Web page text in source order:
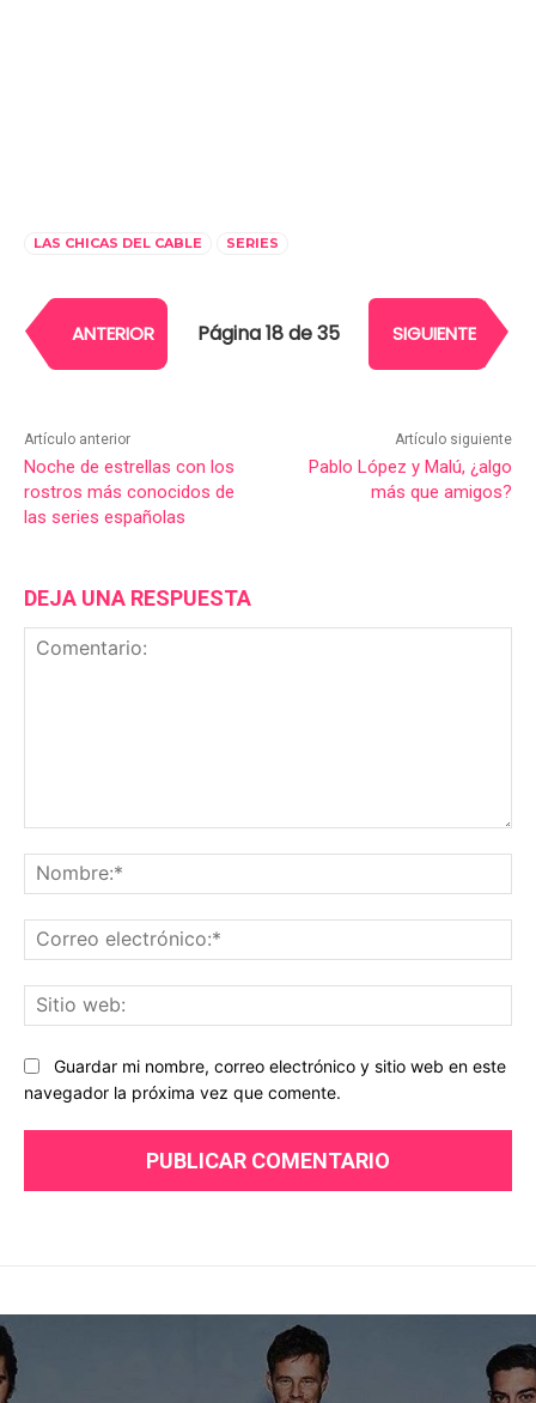
LAS CHICAS DEL CABLE SERIES
ANTERIOR Página 18 de 35 SIGUIENTE
Artículo anterior
Noche de estrellas con los
rostros más conocidos de
las series españolas
Artículo siguiente
Pablo López y Malú, ¿algo
más que amigos?
DEJA UNA RESPUESTA
Guardar mi nombre, correo electrónico y sitio web en este
navegador la próxima vez que comente.